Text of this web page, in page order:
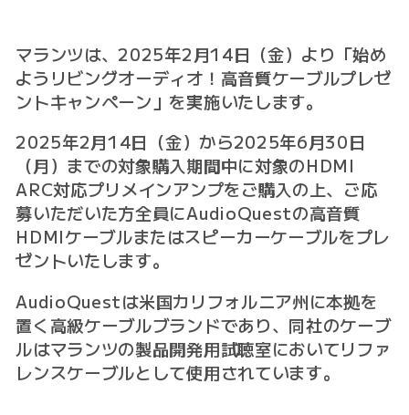
:
マランツは、2025年2月14日（金）より「始め
ようリビングオーディオ！高音質ケーブルプレゼ
ントキャンペーン」を実施いたします。
2025年2月14日（金）から2025年6月30日
（月）までの対象購入期間中に対象のHDMI
ARC対応プリメインアンプをご購入の上、ご応
募いただいた方全員にAudioQuestの高音質
HDMIケーブルまたはスピーカーケーブルをプレ
ゼントいたします。
AudioQuestは米国カリフォルニア州に本拠を
置く高級ケーブルブランドであり、同社のケーブ
ルはマランツの製品開発用試聴室においてリファ
レンスケーブルとして使用されています。